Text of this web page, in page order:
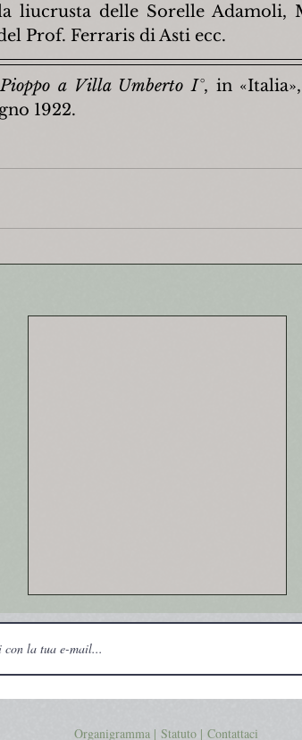
liucrusta delle Sorelle Adamoli,
Prof. Ferraris di Asti ecc.
a Villa Umberto I°, in
1922.
Organigramma | Statuto| Contattaci